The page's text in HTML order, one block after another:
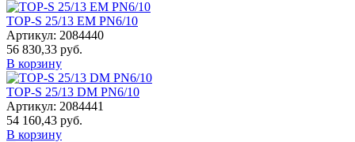
TOP-S 25/13 EM PN6/10
Артикул: 2084440
56 830,33 руб.
В корзину
TOP-S 25/13 DM PN6/10
Артикул: 2084441
54 160,43 руб.
В корзину